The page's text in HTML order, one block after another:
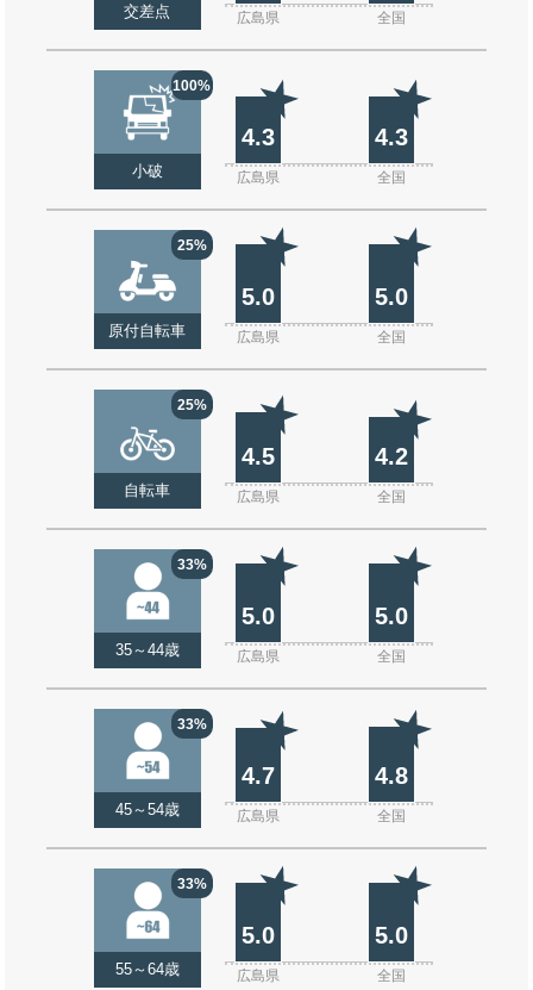
交差点 広島県 全国
100%
小破
4.3 4.3
広島県 全国
25%
原付自転車
5.0 5.0
広島県 全国
25%
自転車
4.5 4.2
広島県 全国
33%
35～44歳
5.0 5.0
広島県 全国
33%
45～54歳
4.7 4.8
広島県 全国
33%
55～64歳
5.0 5.0
広島県 全国